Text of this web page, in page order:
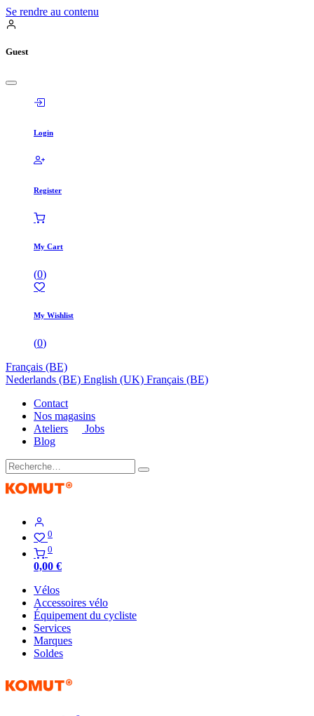
Se rendre au contenu
Guest
Login
Register
My Cart
(0)
My Wishlist
(0)
Français (BE)
Nederlands (BE) English (UK) Français (BE)
Contact
Nos magasins
Ateliers
Jobs
Blog
0
0
0,00 €
Vélos
Accessoires vélo
Équipement du cycliste
Services
Marques
Soldes